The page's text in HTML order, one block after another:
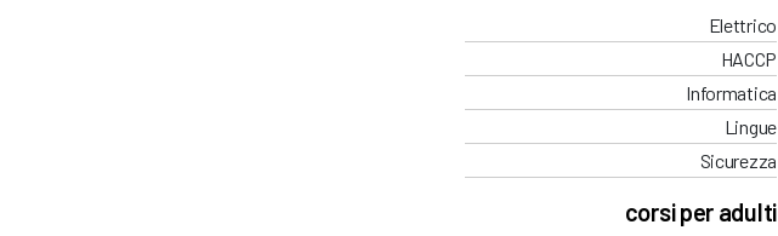
Elettrico
HACCP
Informatica
Lingue
Sicurezza
corsi per adulti